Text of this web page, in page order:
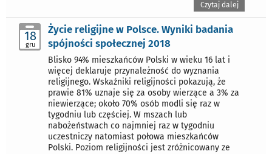
Czytaj dalej
18
gru
Życie religijne w Polsce. Wyniki badania
spójności społecznej 2018
Blisko 94% mieszkańców Polski w wieku 16 lat i
więcej deklaruje przynależność do wyznania
religijnego. Wskaźniki religijności pokazują, że
prawie 81% uznaje się za osoby wierzące a 3% za
niewierzące; około 70% osób modli się raz w
tygodniu lub częściej. W mszach lub
nabożeństwach co najmniej raz w tygodniu
uczestniczy natomiast połowa mieszkańców
Polski. Poziom religijności jest zróżnicowany ze